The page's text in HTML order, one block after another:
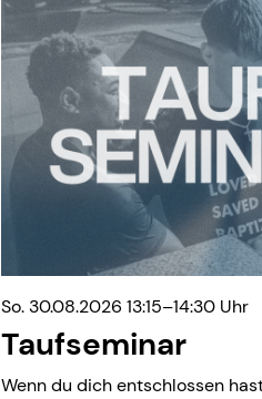
So. 30.08.2026 13:15–14:30 Uhr
Taufseminar
Wenn du dich entschlossen